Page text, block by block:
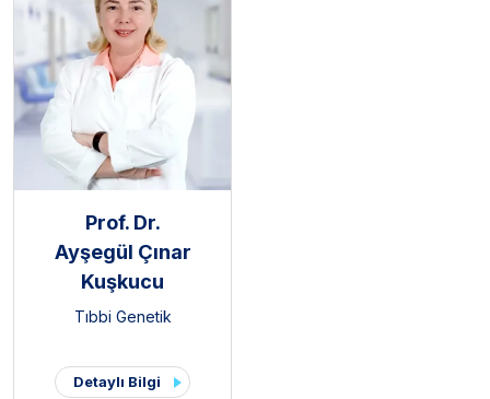
Prof. Dr.
Ayşegül Çınar
Kuşkucu
Tıbbi Genetik
Detaylı Bilgi